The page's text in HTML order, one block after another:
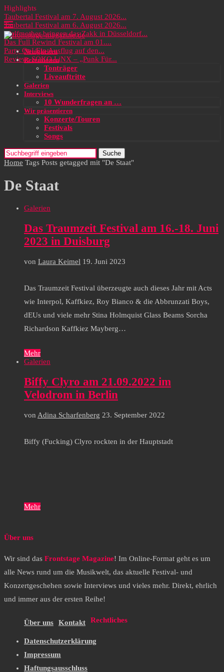
Highlights
Taubertal Festival am 7. August 2026...
Taubertal Festival am 6. August 2026...
Wolfmother bringen das Zakk in Düsseldorf...
Das Full Rewind Festival am 01....
Party On! Ein Ausflug auf den...
Review: SOKO LiNX – „Punk Für...
Neuigkeiten
Rezensionen
Tonträger
Liveauftritte
Galerien
Interviews
10 Wunderfragen an …
Wir präsentieren
Konzerte/Touren
Festivals
Songs
Suche
Home Tags Posts getagged mit "De Staat"
De Staat
Galerien
Das Traumzeit Festival am 16.-18. Juni
2023 in Duisburg
von Laura Keimel 19. Juni 2023
Das Traumzeit Festival überzeugte auch dieses Jahr mit Acts
wie Interpol, Kaffkiez, Roy Bianco & die Abbrunzati Boys,
dEUs und viele mehr Stina Holmquist Glass Beams Sorcha
Richardson Kaffkiez Mayberg…
Mehr
Galerien
Biffy Clyro am 21.09.2022 im
Velodrom in Berlin
von Adina Scharfenberg 23. September 2022
Biffy (Fucking) Clyro rockten in der Hauptstadt
Mehr
Über uns
Wir sind das Frontstage Magazine! Im Online-Format geht es um
alle News rund um die Musikwelt, das aktuelle Festival- und
Konzertgeschehen sowie Interviews und vieles mehr. Direkt, ehrlich
und immer aus der ersten Reihe!
Über uns Kontakt Rechtliches
Datenschutzerklärung
Impressum
Haftungsausschluss